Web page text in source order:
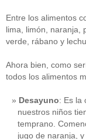
Entre los alimentos
lima, limón, naranja,
verde, rábano y
Ahora bien, como
todos los alimentos
Desayuno: Es la
nuestros niños
temprano.
jugo de naranja,